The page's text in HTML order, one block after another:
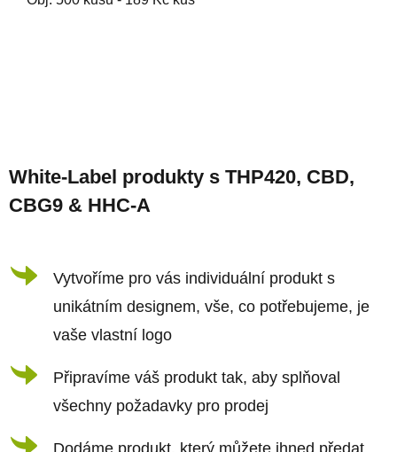
á
p
a
White-Label produkty s THP420, CBD,
CBG9 & HHC-A
Vytvoříme pro vás individuální produkt s
unikátním designem, vše, co potřebujeme, je
vaše vlastní logo
Připravíme váš produkt tak, aby splňoval
všechny požadavky pro prodej
Dodáme produkt, který můžete ihned předat